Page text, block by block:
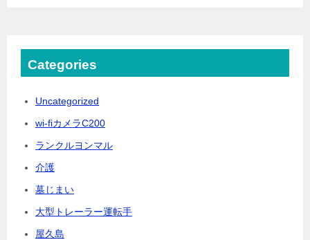
Categories
Uncategorized
wi-fiカメラC200
ランクルヨンマル
介護
墓じまい
大型トレーラー運転手
屋久島